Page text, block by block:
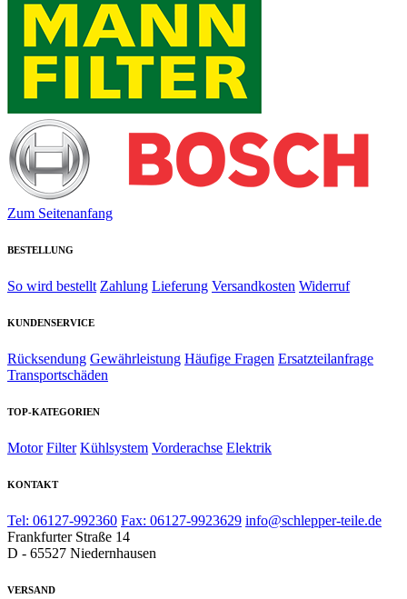
Zum Seitenanfang
BESTELLUNG
So wird bestellt Zahlung Lieferung Versandkosten Widerruf
KUNDENSERVICE
Rücksendung Gewährleistung Häufige Fragen Ersatzteilanfrage
Transportschäden
TOP-KATEGORIEN
Motor Filter Kühlsystem Vorderachse Elektrik
KONTAKT
Tel: 06127-992360 Fax: 06127-9923629 info@schlepper-teile.de
Frankfurter Straße 14
D - 65527 Niedernhausen
VERSAND